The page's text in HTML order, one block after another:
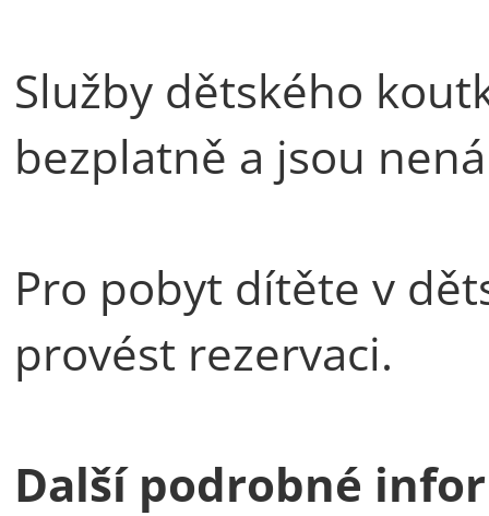
Služby dětského
bezplatně a jsou
Pro pobyt dítěte v
provést rezervaci.
Další podrobné